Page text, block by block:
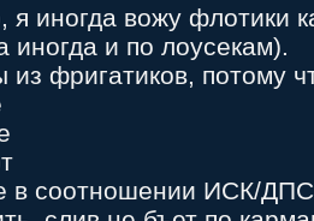
я иногда вожу флотики
иногда и по лоусекам).
фригатиков, потому
в соотношении ИСК/ДПС